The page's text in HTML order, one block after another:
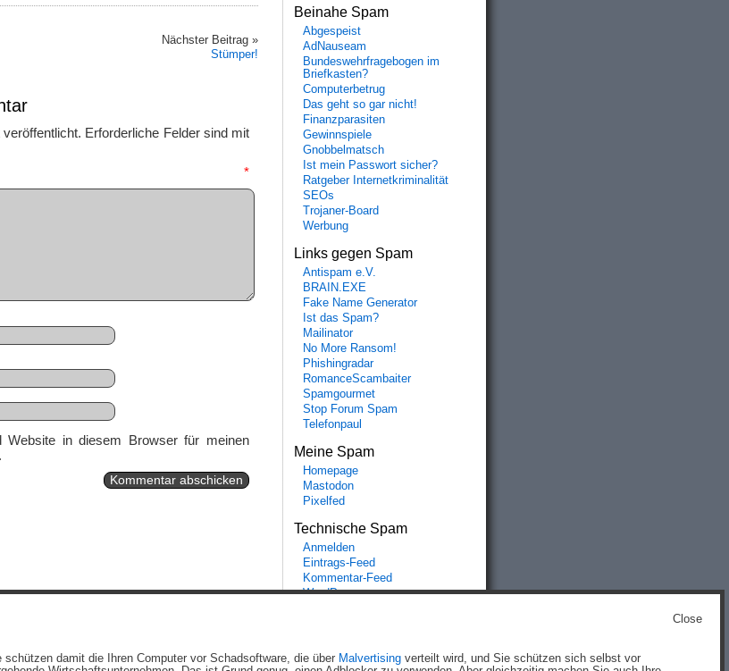
Nächster Beitrag »
Stümper!
Erforderliche Felder sind mit
*
Website in diesem Browser für meinen
Beinahe Spam
Abgespeist
AdNauseam
Bundeswehrfragebogen im
Briefkasten?
Computerbetrug
Das geht so gar nicht!
Finanzparasiten
Gewinnspiele
Gnobbelmatsch
Ist mein Passwort sicher?
Ratgeber Internetkriminalität
SEOs
Trojaner-Board
Werbung
Links gegen Spam
Antispam e.V.
BRAIN.EXE
Fake Name Generator
Ist das Spam?
Mailinator
No More Ransom!
Phishingradar
RomanceScambaiter
Spamgourmet
Stop Forum Spam
Telefonpaul
Meine Spam
Homepage
Mastodon
Pixelfed
Technische Spam
Anmelden
Eintrags-Feed
Kommentar-Feed
WordPress.org
Beiträge (RSS)undKommentare (RSS).
Close
damit die Ihren Computer vor Schadsoftware, die über Malvertising verteilt wird, und Sie schützen sich selbst vor